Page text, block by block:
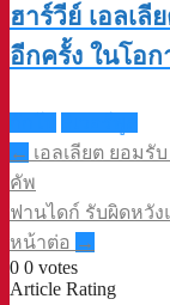
ฮาร์วีย์ เอลเลี
อีกครั้ง ในโอ
Post
navigation
← เอลเลียต ยอมรั
คัพ
ฟานไดก์ รับผิดหวัง
หน้าต่อ →
0 0 votes
Article Rating